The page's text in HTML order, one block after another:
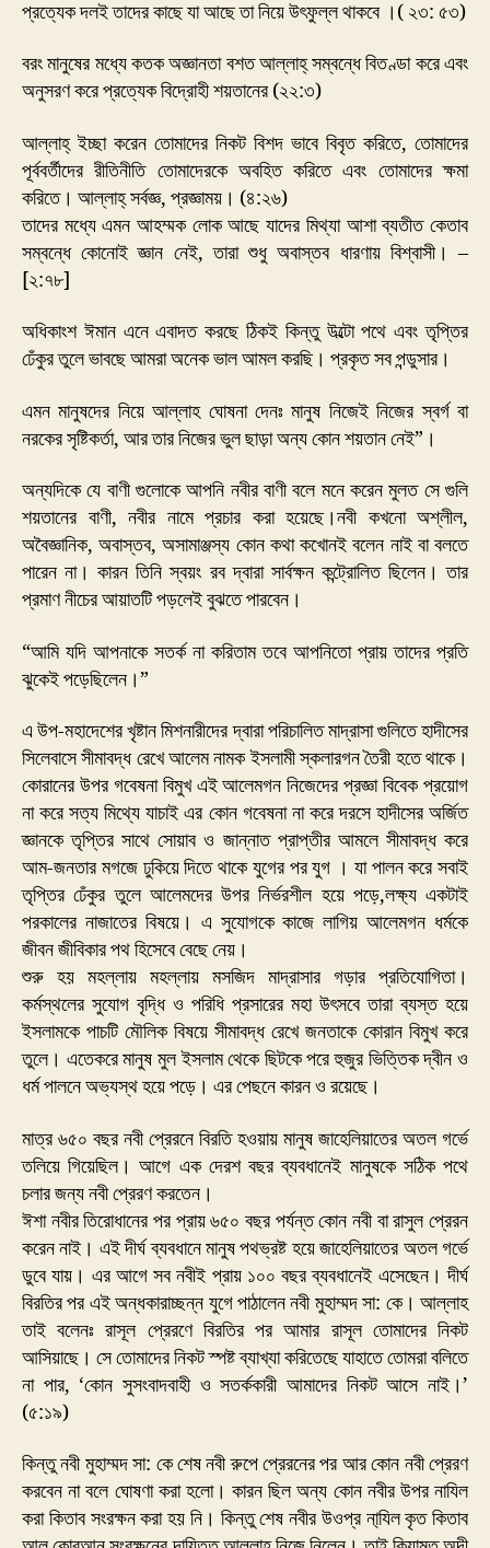
প্রত্যেক দলই তাদের কাছে যা আছে তা নিয়ে উৎফুল্ল থাকবে ।( ২৩: ৫৩)
বরং মানুষের মধ্যে কতক অজ্ঞানতা বশত আল্লাহ্ সম্বন্ধে বিতণ্ডা করে এবং
অনুসরণ করে প্রত্যেক বিদ্রোহী শয়তানের (২২:৩)
আল্লাহ্ ইচ্ছা করেন তোমাদের নিকট বিশদ ভাবে বিবৃত করিতে, তোমাদের
পূর্ববর্তীদের রীতিনীতি তোমাদেরকে অবহিত করিতে এবং তোমাদের ক্ষমা
করিতে। আল্লাহ্ সর্বজ্ঞ, প্রজ্ঞাময়। (৪:২৬)
তাদের মধ্যে এমন আহম্মক লোক আছে যাদের মিথ্যা আশা ব্যতীত কেতাব
সম্বন্ধে কোনোই জ্ঞান নেই, তারা শুধু অবাস্তব ধারণায় বিশ্বাসী। –
[২:৭৮]
অধিকাংশ ঈমান এনে এবাদত করছে ঠিকই কিন্তু উল্টো পথে এবং তৃপ্তির
ঢেঁকুর তুলে ভাবছে আমরা অনেক ভাল আমল করছি। প্রকৃত সব পন্ডুসার।
এমন মানুষদের নিয়ে আল্লাহ ঘোষনা দেনঃ মানুষ নিজেই নিজের স্বর্গ বা
নরকের সৃষ্টিকর্তা, আর তার নিজের ভুল ছাড়া অন্য কোন শয়তান নেই”।
অন্যদিকে যে বাণী গুলোকে আপনি নবীর বাণী বলে মনে করেন মুলত সে গুলি
শয়তানের বাণী, নবীর নামে প্রচার করা হয়েছে।নবী কখনো অশ্লীল,
অবৈজ্ঞানিক, অবাস্তব, অসামাঞ্জস্য কোন কথা কখোনই বলেন নাই বা বলতে
পারেন না। কারন তিনি স্বয়ং রব দ্বারা সার্বক্ষন কন্ট্রোলিত ছিলেন। তার
প্রমাণ নীচের আয়াতটি পড়লেই বুঝতে পারবেন।
“আমি যদি আপনাকে সতর্ক না করিতাম তবে আপনিতো প্রায় তাদের প্রতি
ঝুকেই পড়েছিলেন।”
এ উপ-মহাদেশের খৃষ্টান মিশনারীদের দ্বারা পরিচালিত মাদ্রাসা গুলিতে হাদীসের
সিলেবাসে সীমাবদ্ধ রেখে আলেম নামক ইসলামী স্কলারগন তৈরী হতে থাকে।
কোরানের উপর গবেষনা বিমুখ এই আলেমগন নিজেদের প্রজ্ঞা বিবেক প্রয়োগ
না করে সত্য মিথ্যে যাচাই এর কোন গবেষনা না করে দরসে হাদীসের অর্জিত
জ্ঞানকে তৃপ্তির সাথে সোয়াব ও জান্নাত প্রাপ্তীর আমলে সীমাবদ্ধ করে
আম-জনতার মগজে ঢুকিয়ে দিতে থাকে যুগের পর যুগ । যা পালন করে সবাই
তৃপ্তির ঢেঁকুর তুলে আলেমদের উপর নির্ভরশীল হয়ে পড়ে,লক্ষ্য একটাই
পরকালের নাজাতের বিষয়ে। এ সুযোগকে কাজে লাগিয় আলেমগন ধর্মকে
জীবন জীবিকার পথ হিসেবে বেছে নেয়।
শুরু হয় মহল্লায় মহল্লায় মসজিদ মাদ্রাসার গড়ার প্রতিযোগিতা।
কর্মস্থলের সুযোগ বৃদ্ধি ও পরিধি প্রসারের মহা উৎসবে তারা ব্যস্ত হয়ে
ইসলামকে পাচটি মৌলিক বিষয়ে সীমাবদ্ধ রেখে জনতাকে কোরান বিমুখ করে
তুলে। এতেকরে মানুষ মুল ইসলাম থেকে ছিটকে পরে হুজুর ভিত্তিক দ্বীন ও
ধর্ম পালনে অভ্যস্থ হয়ে পড়ে। এর পেছনে কারন ও রয়েছে।
মাত্র ৬৫০ বছর নবী প্রেরনে বিরতি হওয়ায় মানুষ জাহেলিয়াতের অতল গর্ভে
তলিয়ে গিয়েছিল। আগে এক দেরশ বছর ব্যবধানেই মানুষকে সঠিক পথে
চলার জন্য নবী প্রেরণ করতেন।
ঈশা নবীর তিরোধানের পর প্রায় ৬৫০ বছর পর্যন্ত কোন নবী বা রাসুল প্রেরন
করেন নাই। এই দীর্ঘ ব্যবধানে মানুষ পথভ্রষ্ট হয়ে জাহেলিয়াতের অতল গর্ভে
ডুবে যায়। এর আগে সব নবীই প্রায় ১০০ বছর ব্যবধানেই এসেছেন। দীর্ঘ
বিরতির পর এই অন্ধকারাচ্ছন্ন যুগে পাঠালেন নবী মুহাম্মদ সা: কে। আল্লাহ
তাই বলেনঃ রাসূল প্রেরণে বিরতির পর আমার রাসূল তোমাদের নিকট
আসিয়াছে। সে তোমাদের নিকট স্পষ্ট ব্যাখ্যা করিতেছে যাহাতে তোমরা বলিতে
না পার, ‘কোন সুসংবাদবাহী ও সতর্ককারী আমাদের নিকট আসে নাই।’
(৫:১৯)
কিন্তু নবী মুহাম্মদ সা: কে শেষ নবী রুপে প্রেরনের পর আর কোন নবী প্রেরণ
করবেন না বলে ঘোষণা করা হলো। কারন ছিল অন্য কোন নবীর উপর নাযিল
করা কিতাব সংরক্ষন করা হয় নি। কিন্তু শেষ নবীর উওপ্র না্যিল কৃত কিতাব